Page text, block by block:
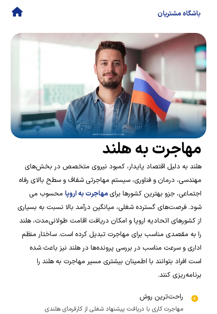
باشگاه مشتریان
مهاجرت به هلند
هلند به دلیل اقتصاد پایدار، کمبود نیروی متخصص در بخش‌های
مهندسی، درمان و فناوری، سیستم مهاجرتی شفاف و سطح بالای رفاه
اجتماعی، جزو بهترین کشورها برایمهاجرت به اروپا محسوب می
شود. فرصت‌های گسترده شغلی، میانگین درآمد بالا نسبت به بسیاری
از کشورهای اتحادیه اروپا و امکان دریافت اقامت طولانی‌مدت، هلند
را به مقصدی مناسب برای مهاجرت تبدیل کرده است. ساختار منظم
اداری و سرعت مناسب در بررسی پرونده‌ها در هلند نیز باعث شده
است افراد بتوانند با اطمینان بیشتری مسیر مهاجرت به هلند را
برنامه‌ریزی کنند.
راحت‌ترین روش
مهاجرت کاری با دریافت پیشنهاد شغلی از کارفرمای هلندی.